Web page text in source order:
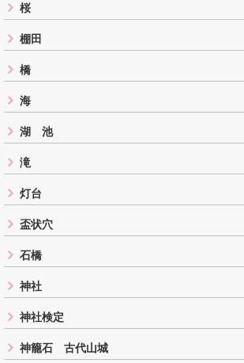
桜
棚田
橋
海
湖 池
滝
灯台
盃状穴
石橋
神社
神社検定
神籠石 古代山城